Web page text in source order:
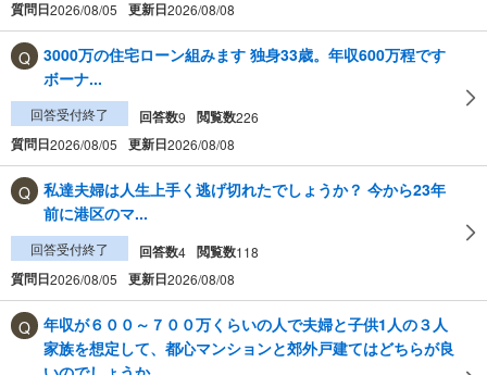
質問日2026/08/05 更新日2026/08/08
3000万の住宅ローン組みます 独身33歳。年収600万程です
ボーナ...
回答受付終了 回答数9 閲覧数226
質問日2026/08/05 更新日2026/08/08
私達夫婦は人生上手く逃げ切れたでしょうか？ 今から23年
前に港区のマ...
回答受付終了 回答数4 閲覧数118
質問日2026/08/05 更新日2026/08/08
年収が６００～７００万くらいの人で夫婦と子供1人の３人
家族を想定して、都心マンションと郊外戸建てはどちらが良